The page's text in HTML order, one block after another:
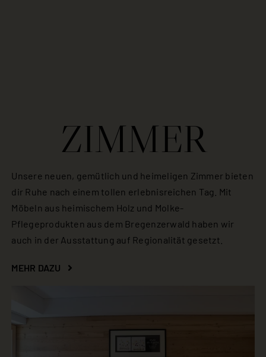
ZIMMER
Unsere neuen, gemütlich und heimeligen Zimmer bieten
dir Ruhe nach einem tollen erlebnisreichen Tag. Mit
Möbeln aus heimischem Holz und Molke-
Pflegeprodukten aus dem Bregenzerwald haben wir
auch in der Ausstattung auf Regionalität gesetzt.
MEHR DAZU